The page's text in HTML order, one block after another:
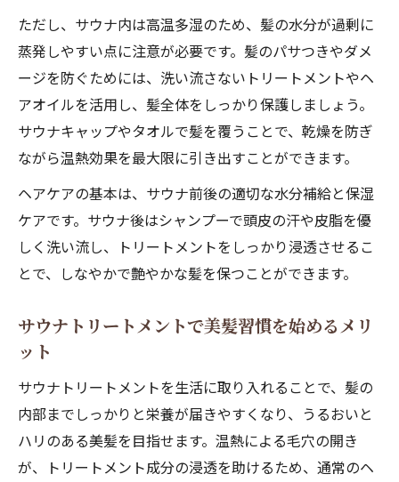
サウナで美髪を実現するおすすめトリート
メントとは
メンズにも最適なサウナトリートメントの
選び方
髪が傷まないサウナ時間のヒント
サウナで髪が痛まないための基本的な予防
策
サウナ時に髪を濡らさないケアの重要性
サウナトリートメントで保湿力を高めるポ
サウナで使える洗い流さないトリートメン
ヘアオイルをサウナで使う効果と注意点
サウナ時のトリートメント効果が高まるコツ
サウナトリートメントの浸透力を高めるテ
クニック
ただし、サウナ内は高温多湿のため、髪の水分が過剰に
蒸発しやすい点に注意が必要です。髪のパサつきやダメ
ージを防ぐためには、洗い流さないトリートメントやヘ
アオイルを活用し、髪全体をしっかり保護しましょう。
サウナキャップやタオルで髪を覆うことで、乾燥を防ぎ
ながら温熱効果を最大限に引き出すことができます。
ヘアケアの基本は、サウナ前後の適切な水分補給と保湿
ケアです。サウナ後はシャンプーで頭皮の汗や皮脂を優
しく洗い流し、トリートメントをしっかり浸透させるこ
とで、しなやかで艶やかな髪を保つことができます。
サウナトリートメントで美髪習慣を始めるメリ
ット
サウナトリートメントを生活に取り入れることで、髪の
内部までしっかりと栄養が届きやすくなり、うるおいと
ハリのある美髪を目指せます。温熱による毛穴の開き
が、トリートメント成分の浸透を助けるため、通常のヘ